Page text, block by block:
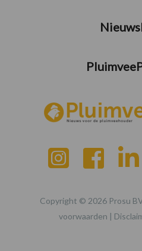
Copyright © 2026 Prosu
voorwaarden |